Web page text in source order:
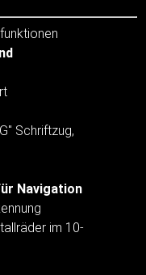
Schriftzug,
Navigation
im 10-